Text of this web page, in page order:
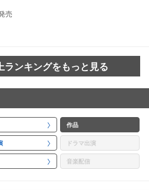
売
ランキングをもっと見る
作品
ドラマ出演
音楽配信